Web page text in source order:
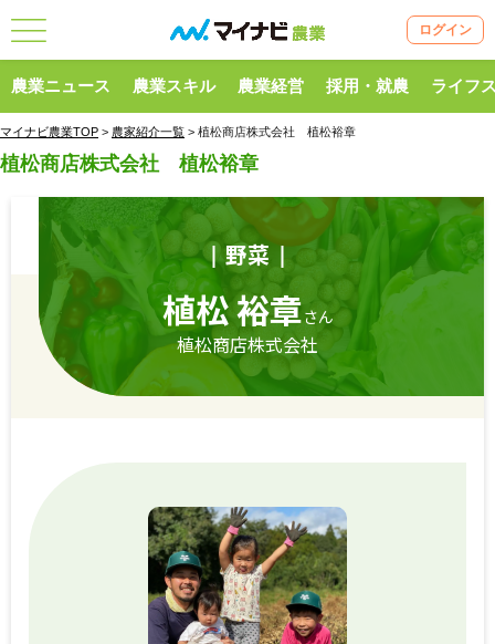
ログイン
農業ニュース 農業スキル 農業経営 採用・就農 ライフ
マイナビ農業TOP > 農家紹介一覧 > 植松商店株式会社 植松裕章
植松商店株式会社 植松裕章
野菜
植松 裕章さん
植松商店株式会社